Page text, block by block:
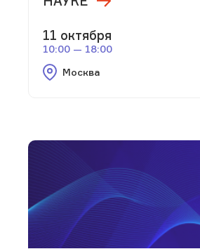
11 октября
10:00 — 18:00
Москва